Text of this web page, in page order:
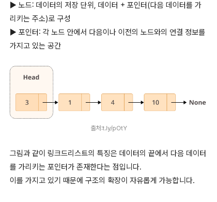
▶ 노드: 데이터의 저장 단위, 데이터 + 포인터(다음 데이터를 가
리키는 주소)로 구성
▶ 포인터: 각 노드 안에서 다음이나 이전의 노드와의 연결 정보를
가지고 있는 공간
출처:t.ly/pOtY
그림과 같이 링크드리스트의 특징은 데이터의 끝에서 다음 데이터
를 가리키는 포인터가 존재한다는 점입니다.
이를 가지고 있기 때문에 구조의 확장이 자유롭게 가능합니다.